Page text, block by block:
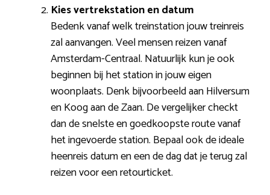
Kies vertrekstation en datum
Bedenk vanaf welk treinstation jouw treinreis
zal aanvangen. Veel mensen reizen vanaf
Amsterdam-Centraal. Natuurlijk kun je ook
beginnen bij het station in jouw eigen
woonplaats. Denk bijvoorbeeld aan Hilversum
en Koog aan de Zaan. De vergelijker checkt
dan de snelste en goedkoopste route vanaf
het ingevoerde station. Bepaal ook de ideale
heenreis datum en een de dag dat je terug zal
reizen voor een retourticket.